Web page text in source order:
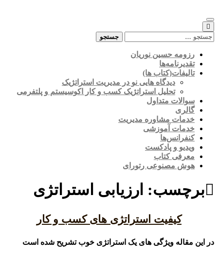
to
content
جستجو
رزومه حسین نوریان
تقدیرنامه‌ها
تالیفات(کتاب ها)
دیدگاه هایی نو در مدیریت استراتژیک
تحلیل استراتژیک کسب و کار اکوسیستم و پلتفرمی
سوالات متداول
گالری
خدمات مشاوره مدیریت
خدمات آموزشی
کنفرانس‌ها
ویدیو و پادکست
معرفی کتاب
هوش مصنوعی رتورای
برچسب: ارزیابی استراتژی
کیفیت استراتژی های کسب و کار
در این مقاله ویژگی های یک استراتژی خوب تشریح شده است